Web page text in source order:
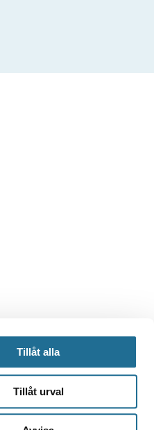
Tillåt alla
Tillåt urval